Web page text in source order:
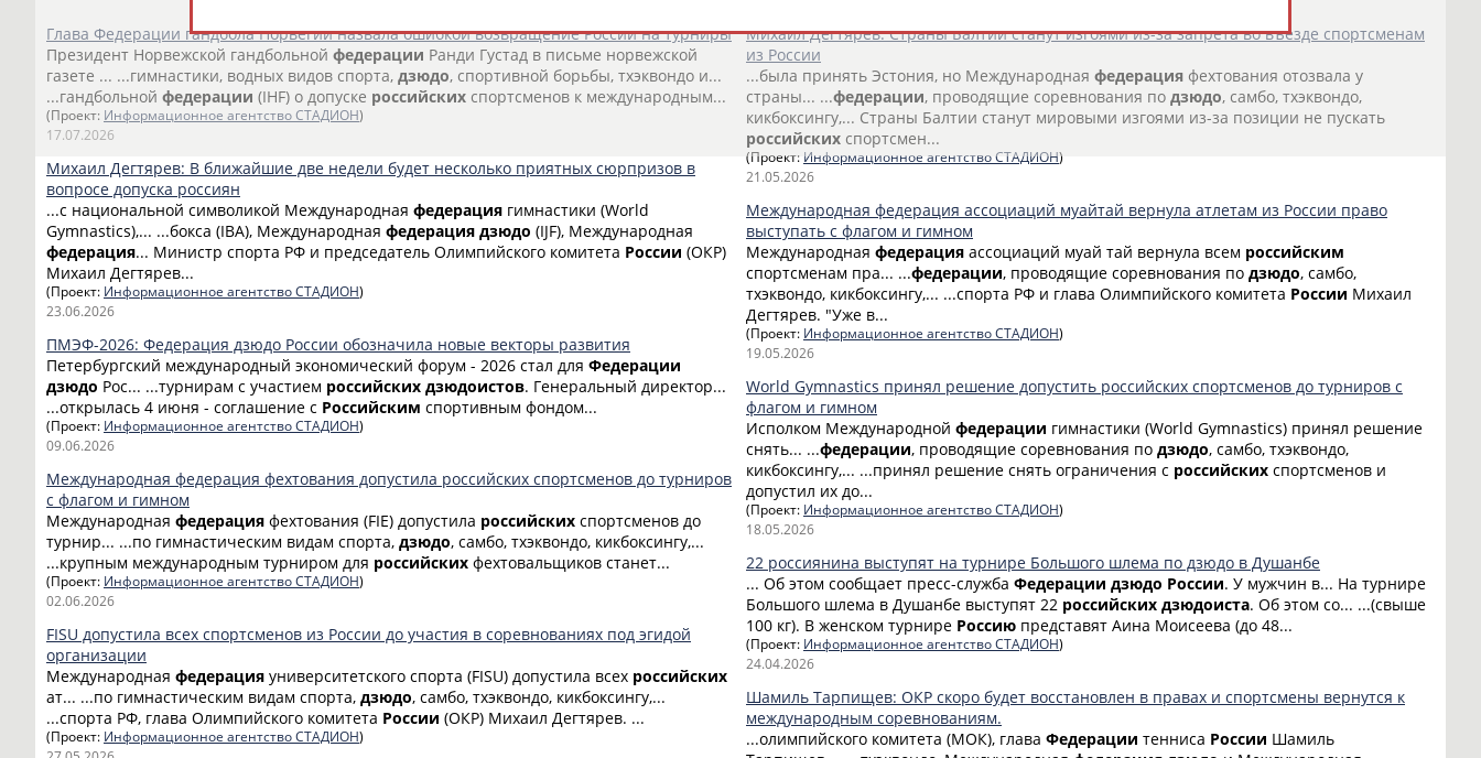
Глава Федерации гандбола Норвегии назвала ошибкой возвращение России на турниры
Президент Норвежской гандбольной федерации Ранди Густад в письме норвежской
газете ... ...гимнастики, водных видов спорта, дзюдо, спортивной борьбы, тхэквондо и...
...гандбольной федерации (IHF) о допуске российских спортсменов к международным...
(Проект: Информационное агентство СТАДИОН)
17.07.2026
Михаил Дегтярев: В ближайшие две недели будет несколько приятных сюрпризов в
вопросе допуска россиян
...с национальной символикой Международная федерация гимнастики (World
Gymnastics),... ...бокса (IBA), Международная федерация дзюдо (IJF), Международная
федерация... Министр спорта РФ и председатель Олимпийского комитета России (ОКР)
Михаил Дегтярев...
(Проект: Информационное агентство СТАДИОН)
23.06.2026
ПМЭФ-2026: Федерация дзюдо России обозначила новые векторы развития
Петербургский международный экономический форум - 2026 стал для Федерации
дзюдо Рос... ...турнирам с участием российских дзюдоистов. Генеральный директор...
...открылась 4 июня - соглашение с Российским спортивным фондом...
(Проект: Информационное агентство СТАДИОН)
09.06.2026
Международная федерация фехтования допустила российских спортсменов до турниров
с флагом и гимном
Международная федерация фехтования (FIE) допустила российских спортсменов до
турнир... ...по гимнастическим видам спорта, дзюдо, самбо, тхэквондо, кикбоксингу,...
...крупным международным турниром для российских фехтовальщиков станет...
(Проект: Информационное агентство СТАДИОН)
02.06.2026
FISU допустила всех спортсменов из России до участия в соревнованиях под эгидой
организации
Международная федерация университетского спорта (FISU) допустила всех российских
ат... ...по гимнастическим видам спорта, дзюдо, самбо, тхэквондо, кикбоксингу,...
...спорта РФ, глава Олимпийского комитета России (ОКР) Михаил Дегтярев. ...
(Проект: Информационное агентство СТАДИОН)
Михаил Дегтярев: Страны Балтии станут изгоями из-за запрета во въезде спортсменам
из России
...была принять Эстония, но Международная федерация фехтования отозвала у
страны... ...федерации, проводящие соревнования по дзюдо, самбо, тхэквондо,
кикбоксингу,... Страны Балтии станут мировыми изгоями из-за позиции не пускать
российских спортсмен...
(Проект: Информационное агентство СТАДИОН)
21.05.2026
Международная федерация ассоциаций муайтай вернула атлетам из России право
выступать с флагом и гимном
Международная федерация ассоциаций муай тай вернула всем российским
спортсменам пра... ...федерации, проводящие соревнования по дзюдо, самбо,
тхэквондо, кикбоксингу,... ...спорта РФ и глава Олимпийского комитета России Михаил
Дегтярев. "Уже в...
(Проект: Информационное агентство СТАДИОН)
19.05.2026
World Gymnastics принял решение допустить российских спортсменов до турниров с
флагом и гимном
Исполком Международной федерации гимнастики (World Gymnastics) принял решение
снять... ...федерации, проводящие соревнования по дзюдо, самбо, тхэквондо,
кикбоксингу,... ...принял решение снять ограничения с российских спортсменов и
допустил их до...
(Проект: Информационное агентство СТАДИОН)
18.05.2026
22 россиянина выступят на турнире Большого шлема по дзюдо в Душанбе
... Об этом сообщает пресс-служба Федерации дзюдо России. У мужчин в... На турнире
Большого шлема в Душанбе выступят 22 российских дзюдоиста. Об этом со... ...(свыше
100 кг). В женском турнире Россию представят Аина Моисеева (до 48...
(Проект: Информационное агентство СТАДИОН)
24.04.2026
Шамиль Тарпищев: ОКР скоро будет восстановлен в правах и спортсмены вернутся к
международным соревнованиям.
...олимпийского комитета (МОК), глава Федерации тенниса России Шамиль